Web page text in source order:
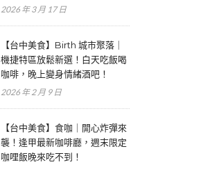
2026 年 3 月 17 日
【台中美食】Birth 城市聚落｜
機捷特區放鬆新選！白天吃飯喝
咖啡，晚上變身情緒酒吧！
2026 年 2 月 9 日
【台中美食】食咖｜開心炸彈來
襲！逢甲最新咖啡廳，週末限定
咖哩飯晚來吃不到！